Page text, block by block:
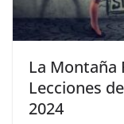
La Montaña
Lecciones
2024